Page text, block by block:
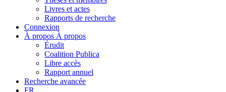
Livres et actes
Rapports de recherche
Connexion
À propos À propos
Érudit
Coalition Publica
Libre accès
Rapport annuel
Recherche avancée
FR